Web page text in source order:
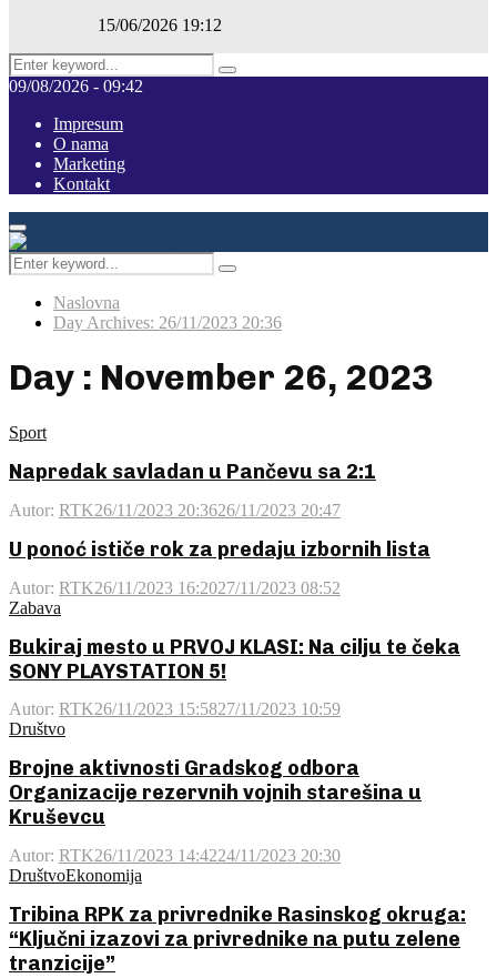
15/06/2026 19:12
Search
for:
Pretraga
09/08/2026 - 09:42
Impresum
O nama
Marketing
Kontakt
Facebook
Instagram
Youtube
Primary
Menu
Search
for:
Pretraga
Naslovna
Day Archives: 26/11/2023 20:36
Day : November 26, 2023
Sport
Napredak savladan u Pančevu sa 2:1
Autor: RTK26/11/2023 20:3626/11/2023 20:47
U ponoć ističe rok za predaju izbornih lista
Autor: RTK26/11/2023 16:2027/11/2023 08:52
Zabava
Bukiraj mesto u PRVOJ KLASI: Na cilju te čeka
SONY PLAYSTATION 5!
Autor: RTK26/11/2023 15:5827/11/2023 10:59
Društvo
Brojne aktivnosti Gradskog odbora
Organizacije rezervnih vojnih starešina u
Kruševcu
Autor: RTK26/11/2023 14:4224/11/2023 20:30
DruštvoEkonomija
Tribina RPK za privrednike Rasinskog okruga:
“Ključni izazovi za privrednike na putu zelene
tranzicije”